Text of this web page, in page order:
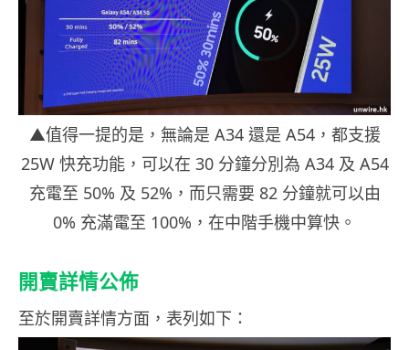
▲值得一提的是，無論是 A34 還是 A54，都支援
25W 快充功能，可以在 30 分鐘分別為 A34 及 A54
充電至 50% 及 52%，而只需要 82 分鐘就可以由
0% 充滿電至 100%，在中階手機中算快。
開賣詳情公佈
至於開賣詳情方面，表列如下：